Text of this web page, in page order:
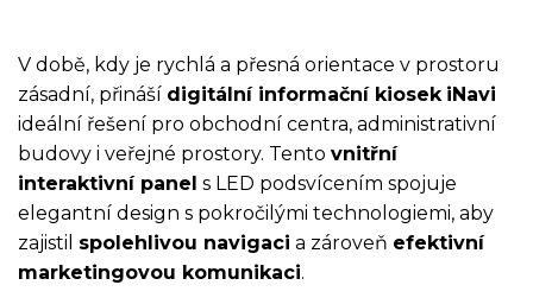
V době, kdy je rychlá a přesná orientace v prostoru
zásadní, přináší digitální informační kiosek iNavi
ideální řešení pro obchodní centra, administrativní
budovy i veřejné prostory. Tento vnitřní
interaktivní panel s LED podsvícením spojuje
elegantní design s pokročilými technologiemi, aby
zajistil spolehlivou navigaci a zároveň efektivní
marketingovou komunikaci.